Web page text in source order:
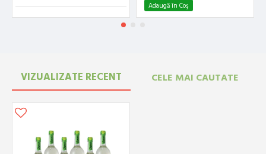
Adaugă în Coş
VIZUALIZATE RECENT CELE MAI CAUTATE